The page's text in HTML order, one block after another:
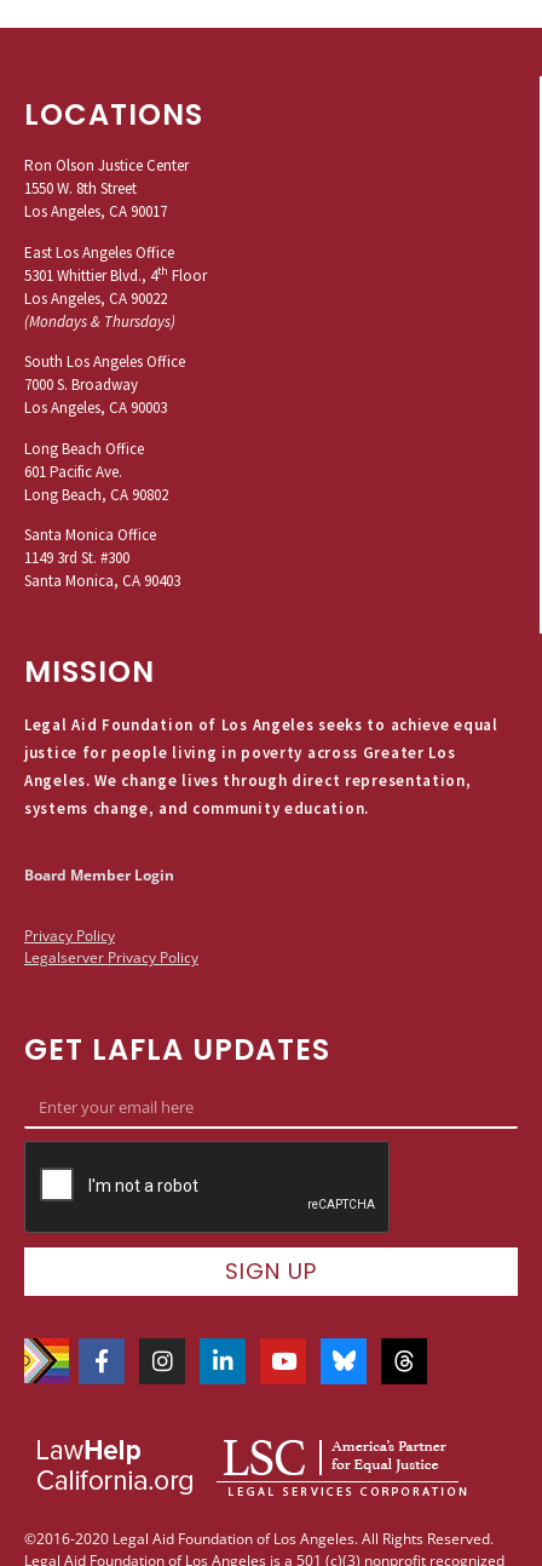
LOCATIONS
Ron Olson Justice Center
1550 W. 8th Street
Los Angeles, CA 90017
East Los Angeles Office
5301 Whittier Blvd., 4th Floor
Los Angeles, CA 90022
(Mondays & Thursdays)
South Los Angeles Office
7000 S. Broadway
Los Angeles, CA 90003
Long Beach Office
601 Pacific Ave.
Long Beach, CA 90802
Santa Monica Office
1149 3rd St. #300
Santa Monica, CA 90403
MISSION
Legal Aid Foundation of Los Angeles seeks to achieve equal
justice for people living in poverty across Greater Los
Angeles. We change lives through direct representation,
systems change, and community education.
Board Member Login
Privacy Policy
Legalserver Privacy Policy
GET LAFLA UPDATES
SIGN UP
©2016-2020 Legal Aid Foundation of Los Angeles. All Rights Reserved.
Legal Aid Foundation of Los Angeles is a 501 (c)(3) nonprofit recognized